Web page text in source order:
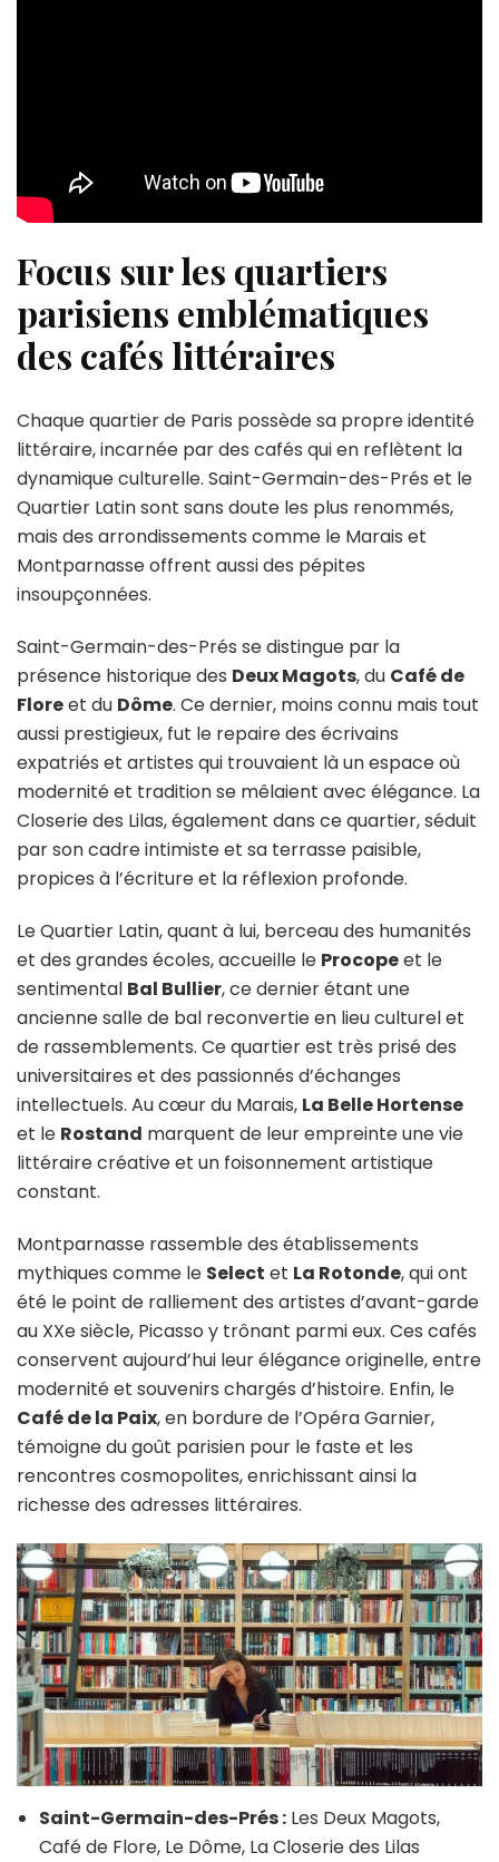
Focus sur les quartiers
parisiens emblématiques
des cafés littéraires
Chaque quartier de Paris possède sa propre identité
littéraire, incarnée par des cafés qui en reflètent la
dynamique culturelle. Saint-Germain-des-Prés et le
Quartier Latin sont sans doute les plus renommés,
mais des arrondissements comme le Marais et
Montparnasse offrent aussi des pépites
insoupçonnées.
Saint-Germain-des-Prés se distingue par la
présence historique des Deux Magots, du Café de
Floreet du Dôme. Ce dernier, moins connu mais tout
aussi prestigieux, fut le repaire des écrivains
expatriés et artistes qui trouvaient là un espace où
modernité et tradition se mêlaient avec élégance. La
Closerie des Lilas, également dans ce quartier, séduit
par son cadre intimiste et sa terrasse paisible,
propices à l’écriture et la réflexion profonde.
Le Quartier Latin, quant à lui, berceau des humanités
et des grandes écoles, accueille le Procopeet le
sentimental Bal Bullier, ce dernier étant une
ancienne salle de bal reconvertie en lieu culturel et
de rassemblements. Ce quartier est très prisé des
universitaires et des passionnés d’échanges
intellectuels. Au cœur du Marais, La Belle Hortense
et le Rostand marquent de leur empreinte une vie
littéraire créative et un foisonnement artistique
constant.
Montparnasse rassemble des établissements
mythiques comme le Select et La Rotonde, qui ont
été le point de ralliement des artistes d’avant-garde
au XXe siècle, Picasso y trônant parmi eux. Ces cafés
conservent aujourd’hui leur élégance originelle, entre
modernité et souvenirs chargés d’histoire. Enfin, le
Café de la Paix, en bordure de l’Opéra Garnier,
témoigne du goût parisien pour le faste et les
rencontres cosmopolites, enrichissant ainsi la
richesse des adresses littéraires.
Saint-Germain-des-Prés : Les Deux Magots,
Café de Flore, Le Dôme, La Closerie des Lilas